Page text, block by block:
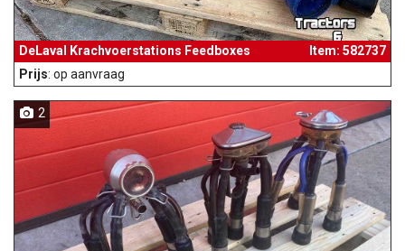
DeLaval Krachvoerstations Feedboxes
Item: 582737
Prijs: op aanvraag
2